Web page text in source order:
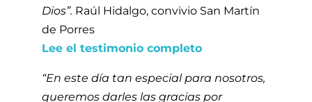
Dios”. Raúl Hidalgo, convivio San Martín
de Porres
Lee el testimonio completo
“En este día tan especial para nosotros,
queremos darles las gracias por